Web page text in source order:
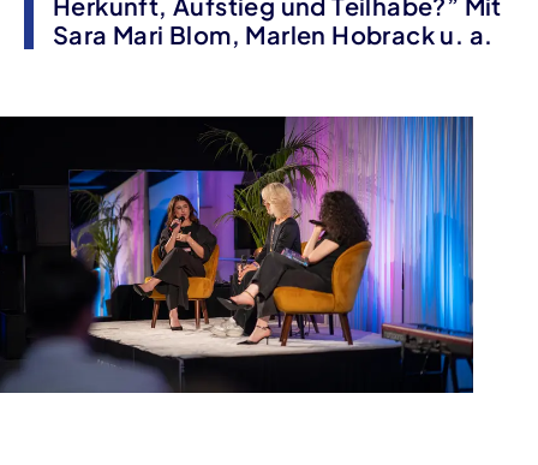
Sara Mari Blom, Marlen Hobrack u. a.